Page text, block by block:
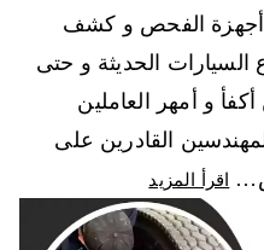
أجهزة الفحص و كشف
السيارات الحديثة و حتى
و أمهر العاملين
القادرين على
اقرأ المزيد